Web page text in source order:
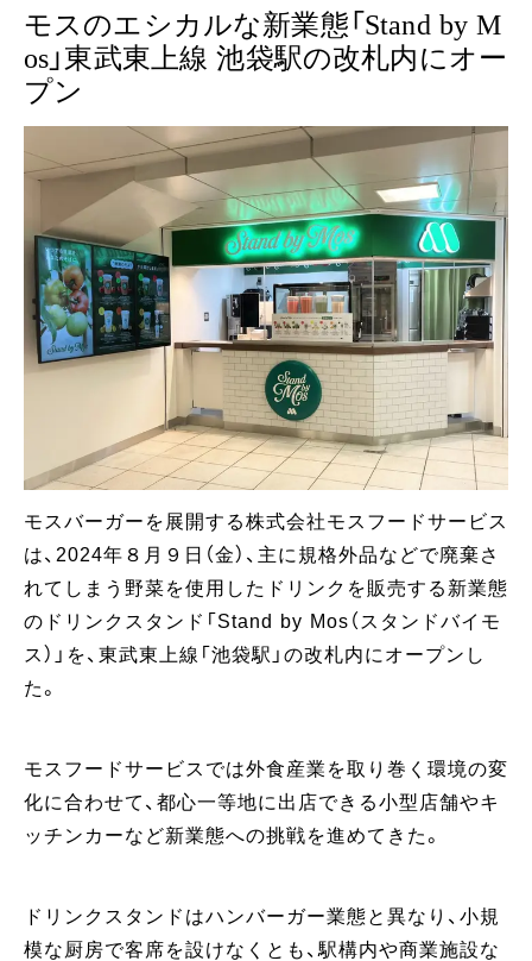
モスのエシカルな新業態「Stand by M
os」東武東上線 池袋駅の改札内にオー
プン
モスバーガーを展開する株式会社モスフードサービス
は、2024年８月９日（金）、主に規格外品などで廃棄さ
れてしまう野菜を使用したドリンクを販売する新業態
のドリンクスタンド「Stand by Mos（スタンドバイモ
ス）」を、東武東上線「池袋駅」の改札内にオープンし
た。
モスフードサービスでは外食産業を取り巻く環境の変
化に合わせて、都心一等地に出店できる小型店舗やキ
ッチンカーなど新業態への挑戦を進めてきた。
ドリンクスタンドはハンバーガー業態と異なり、小規
模な厨房で客席を設けなくとも、駅構内や商業施設な